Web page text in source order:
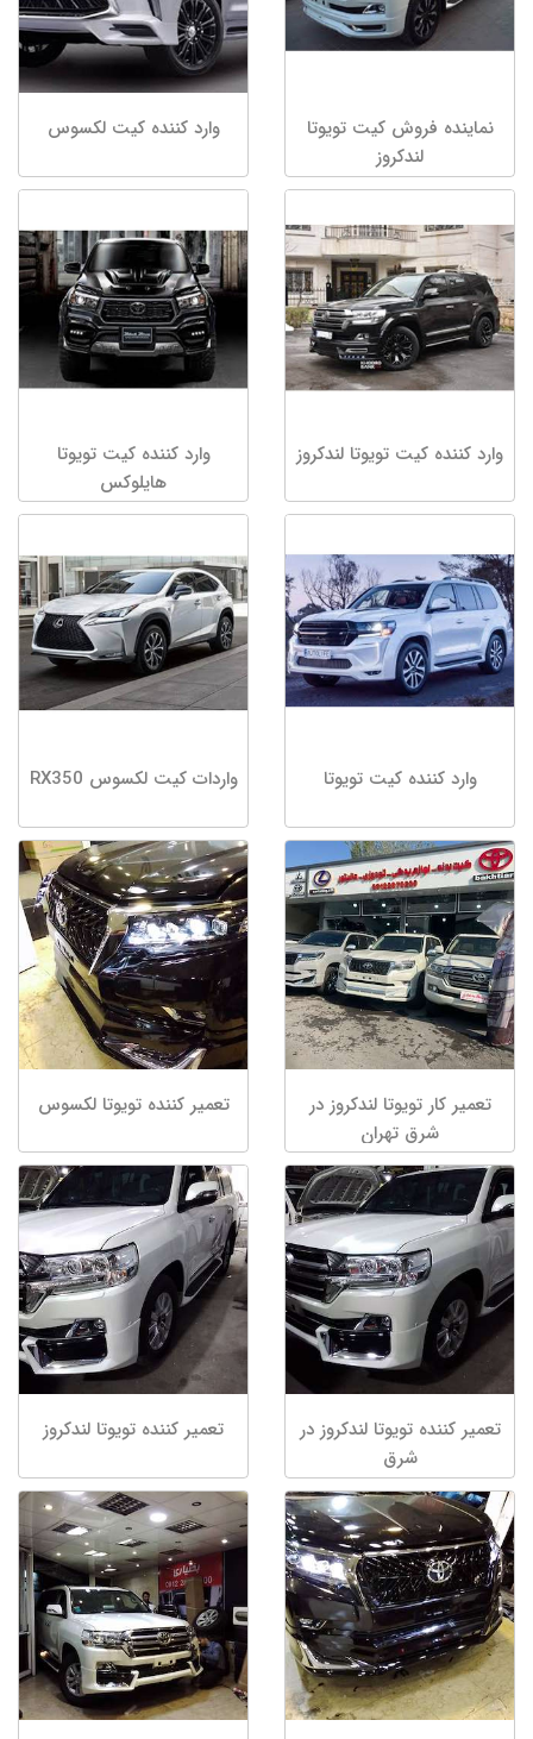
نماینده فروش کیت تویوتا
لندکروز
وارد کننده کیت لکسوس
وارد کننده کیت تویوتا لندکروز
وارد کننده کیت تویوتا
هایلوکس
وارد کننده کیت تویوتا واردات کیت لکسوس RX350
تعمیر کار تویوتا لندکروز در
شرق تهران
تعمیر کننده تویوتا لکسوس
تعمیر کننده تویوتا لندکروز در
شرق
تعمیر کننده تویوتا لندکروز